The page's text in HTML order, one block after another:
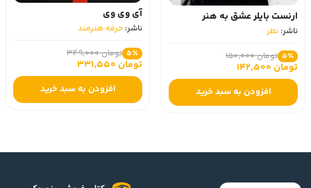
ارنست بایلر عشق به هنر
ناشر: نظر
5٪ تومان 150,000
تومان 142,500
افزودن به سبد خرید
آی وی وی
ناشر: حرفه هنرمند
5٪ تومان 349,000
تومان 331,550
افزودن به سبد خرید